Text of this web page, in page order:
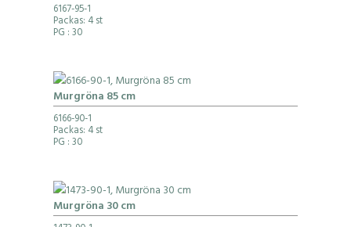
6167-95-1
Packas: 4 st
PG : 30
Murgröna 85 cm
6166-90-1
Packas: 4 st
PG : 30
Murgröna 30 cm